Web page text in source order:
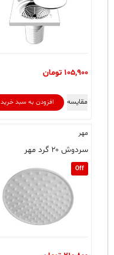
105,900 تومان
افزودن به سبد خرید مقایسه
مهر
سردوش ۲۰ گرد مهر
Off